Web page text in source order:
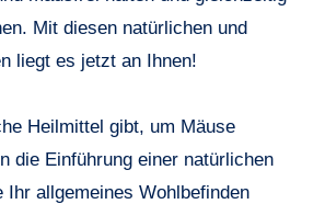
Mit diesen natürlichen und
liegt es jetzt an Ihnen!
Heilmittel gibt, um Mäuse
die Einführung einer natürlichen
Ihr allgemeines Wohlbefinden